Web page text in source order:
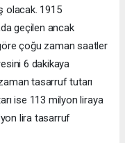
olacak. 1915
geçilen ancak
çoğu zaman saatler
6 dakikaya
tasarruf tutarı
ise 113 milyon liraya
lira tasarruf